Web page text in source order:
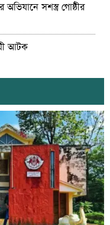
সশস্ত্র গোষ্ঠীর
আটক